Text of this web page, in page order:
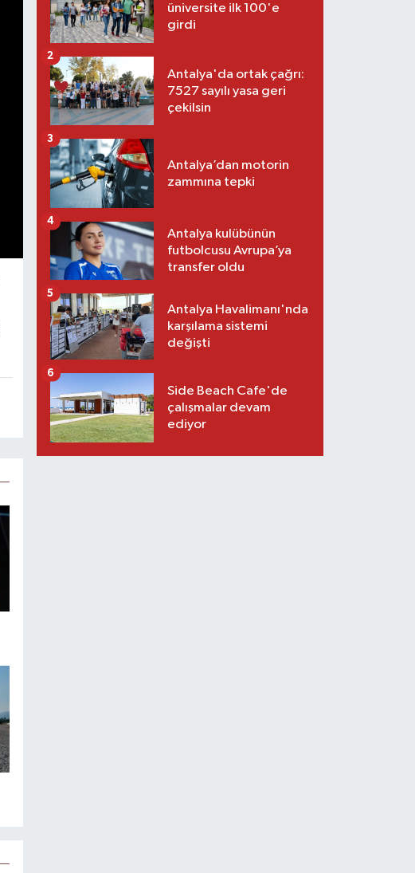
üniversite ilk 100'e
girdi
Antalya'da ortak çağrı:
7527 sayılı yasa geri
çekilsin
2
Antalya’dan motorin
zammına tepki
3
Antalya kulübünün
futbolcusu Avrupa’ya
transfer oldu
4
Antalya Havalimanı'nda
karşılama sistemi
değişti
5
Side Beach Cafe'de
çalışmalar devam
ediyor
6